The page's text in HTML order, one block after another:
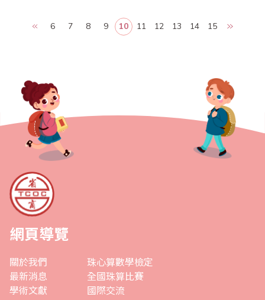
暨國際觀摩賽、祖孫樂活珠算趣味競賽等系列活動，歡迎踴躍報名
參加。 ＊201..
6 7 8 9 10 11 12 13 14 15
網頁導覽
關於我們
最新消息
學術文獻
珠心算數學檢定
全國珠算比賽
國際交流